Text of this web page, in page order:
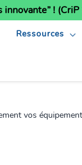
innovante” !
Ressources
équipements BTP avec